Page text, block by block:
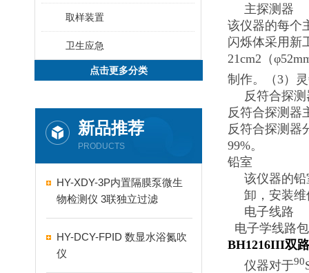
取样装置
卫生应急
点击更多分类
新品推荐
PRODUCTS
HY-XDY-3P内置隔膜泵微生
物检测仪 3联独立过滤
HY-DCY-FPID 数显水浴氮吹
仪
主探测器
该仪器的每个
闪烁体采用新
21cm2（
制作。（3）
反符合探测
反符合探测器
反符合探测器
99%。
铅室
该仪器的
卸，安装
电子线路
电子学线路
BH1216III双
仪器对于90